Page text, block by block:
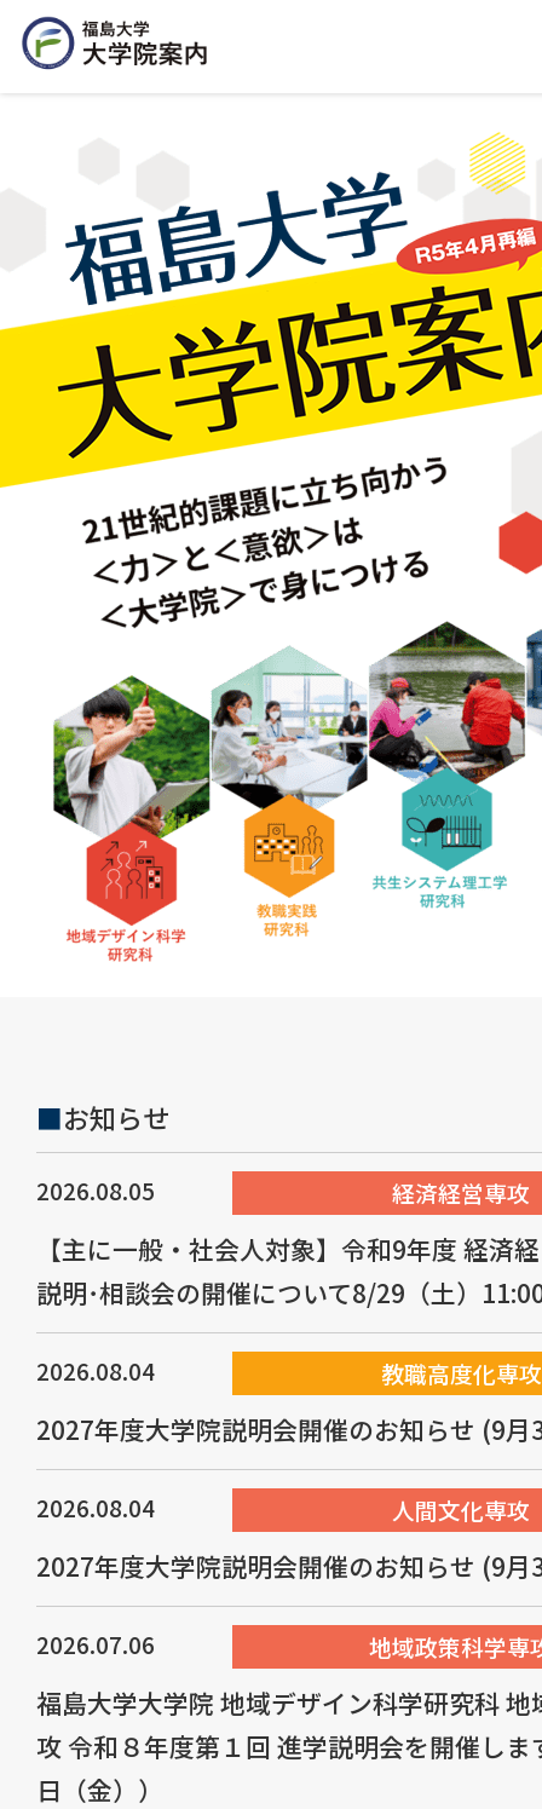
■お知らせ
2026.08.05 経済経営専攻
【主に一般・社会人対象】令和9年度 経済
説明･相談会の開催について8/29（土）
2026.08.04 教職高度化専攻
2027年度大学院説明会開催のお知らせ (9月
2026.08.04 人間文化専攻
2027年度大学院説明会開催のお知らせ (9月
2026.07.06 地域政策科学専
福島大学大学院 地域デザイン科学研究科 地
攻 令和８年度第１回 進学説明会を開催しま
日（金））